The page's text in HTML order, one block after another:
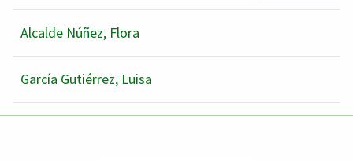
Alcalde Núñez, Flora
García Gutiérrez, Luisa